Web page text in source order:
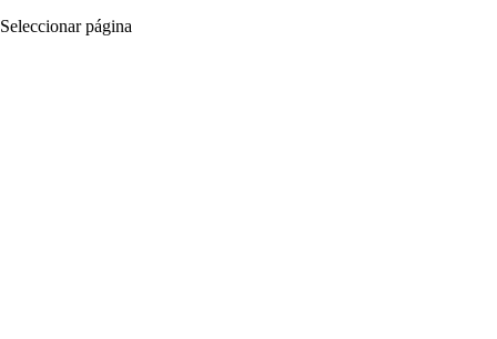
Seleccionar página